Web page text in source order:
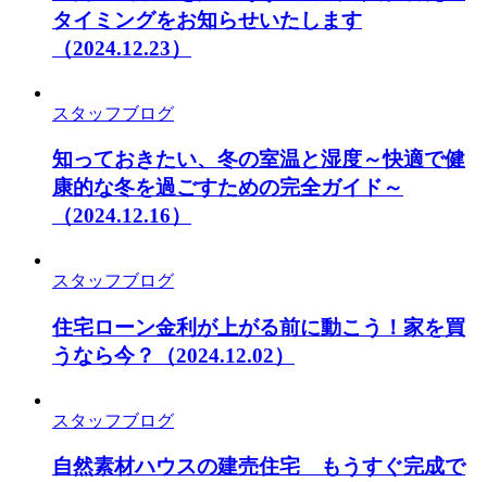
タイミングをお知らせいたします
（2024.12.23）
スタッフブログ
知っておきたい、冬の室温と湿度～快適で健
康的な冬を過ごすための完全ガイド～
（2024.12.16）
スタッフブログ
住宅ローン金利が上がる前に動こう！家を買
うなら今？
（2024.12.02）
スタッフブログ
自然素材ハウスの建売住宅 もうすぐ完成で